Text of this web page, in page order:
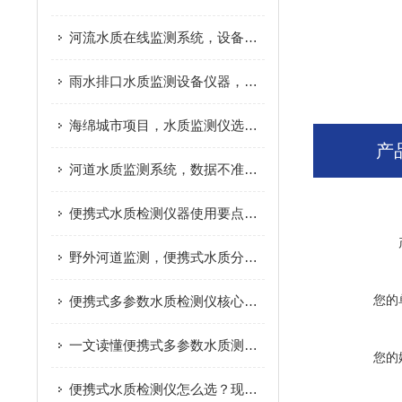
河流水质在线监测系统，设备成本主要花在哪
雨水排口水质监测设备仪器，避坑实用指南
海绵城市项目，水质监测仪选型要点
河道水质监测系统，数据不准是什么原因
便携式水质检测仪器使用要点，减少检测数据误差
野外河道监测，便携式水质分析仪实际应用分享
便携式多参数水质检测仪核心原理，看完快速搞懂
一文读懂便携式多参数水质测定仪，户外检测不再难
便携式水质检测仪怎么选？现场水质检测实用指南
产
您的
您的